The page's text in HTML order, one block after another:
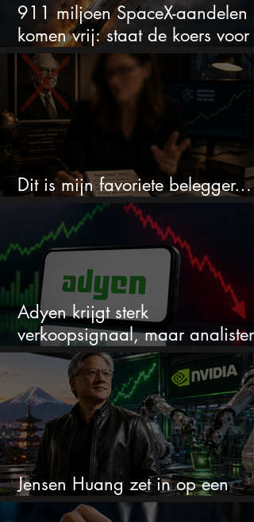
911 miljoen SpaceX-aandelen
komen vrij: staat de koers voor
een nieuwe crash?
Dit is mijn favoriete belegger…
en het is niet Warren Buffett
Adyen krijgt sterk
verkoopsignaal, maar analisten
zien juist een koopkans
Jensen Huang zet in op een
aandeel dat bijna niemand kent